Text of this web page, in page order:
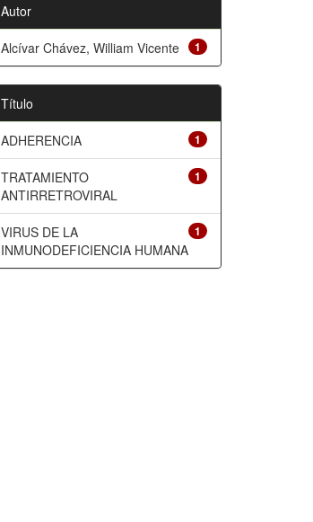
Autor
1
Alcívar Chávez, William Vicente
Título
1
ADHERENCIA
1
TRATAMIENTO
ANTIRRETROVIRAL
1
VIRUS DE LA
INMUNODEFICIENCIA HUMANA